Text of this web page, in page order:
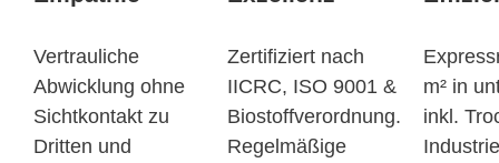
Vertrauliche
Abwicklung ohne
Sichtkontakt zu
Dritten und
Zertifiziert nach
IICRC, ISO 9001 &
Biostoffverordnung.
Regelmäßige
m² in
inkl.